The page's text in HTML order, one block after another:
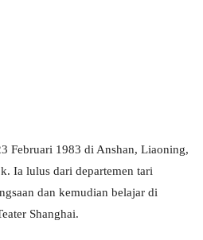
Februari 1983 di Anshan, Liaoning,
Ia lulus dari departemen tari
dan kemudian belajar di
Shanghai.